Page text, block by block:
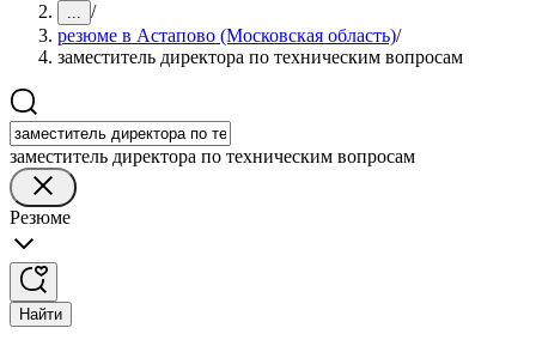
... /
резюме в Астапово (Московская область)/
заместитель директора по техническим вопросам
заместитель директора по техническим вопросам
Резюме
Найти